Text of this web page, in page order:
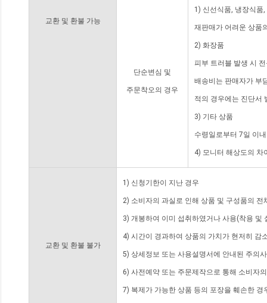
교환 및 환불 가능
단순변심 및
주문착오의 경우
1) 신선식품, 냉장식품
재판매가 어려운 상품
2) 화장품
피부 트러블 발생 시
배송비는 판매자가 부
적의 경우에는 진단서
3) 기타 상품
수령일로부터 7일 이
4) 모니터 해상도의 차
교환 및 환불 불가
1) 신청기한이 지난 경우
2) 소비자의 과실로 인해 상품 및 구성품의
3) 개봉하여 이미 섭취하였거나 사용(착용 및
4) 시간이 경과하여 상품의 가치가 현저히 감
5) 상세정보 또는 사용설명서에 안내된 주의
6) 사전예약 또는 주문제작으로 통해 소비자
7) 복제가 가능한 상품 등의 포장을 훼손한 경